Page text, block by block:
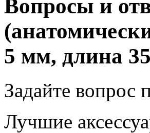
Вопросы и
5 мм, длина
Задайте вопрос
Лучшие